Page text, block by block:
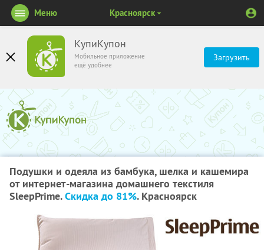
КупиКупон
Мобильное приложение
ещё удобнее
Загрузить
Меню Красноярск
Подушки и одеяла из бамбука, шелка и кашемира
от интернет-магазина домашнего текстиля
SleepPrime.Скидка до 81%. Красноярск